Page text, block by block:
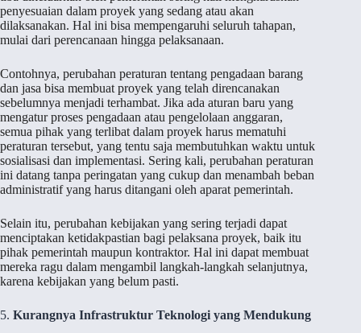
penyesuaian dalam proyek yang sedang atau akan
dilaksanakan. Hal ini bisa mempengaruhi seluruh tahapan,
mulai dari perencanaan hingga pelaksanaan.
Contohnya, perubahan peraturan tentang pengadaan barang
dan jasa bisa membuat proyek yang telah direncanakan
sebelumnya menjadi terhambat. Jika ada aturan baru yang
mengatur proses pengadaan atau pengelolaan anggaran,
semua pihak yang terlibat dalam proyek harus mematuhi
peraturan tersebut, yang tentu saja membutuhkan waktu untuk
sosialisasi dan implementasi. Sering kali, perubahan peraturan
ini datang tanpa peringatan yang cukup dan menambah beban
administratif yang harus ditangani oleh aparat pemerintah.
Selain itu, perubahan kebijakan yang sering terjadi dapat
menciptakan ketidakpastian bagi pelaksana proyek, baik itu
pihak pemerintah maupun kontraktor. Hal ini dapat membuat
mereka ragu dalam mengambil langkah-langkah selanjutnya,
karena kebijakan yang belum pasti.
5. Kurangnya Infrastruktur Teknologi yang Mendukung